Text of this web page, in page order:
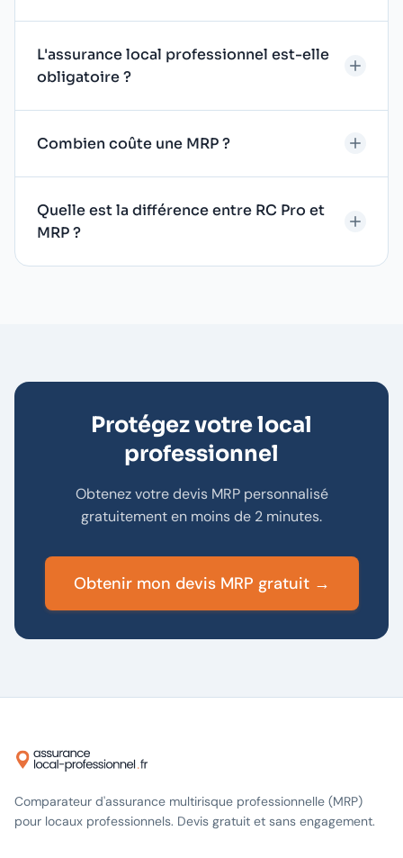
L'assurance local professionnel est-elle
obligatoire ?
Combien coûte une MRP ?
Quelle est la différence entre RC Pro et
MRP ?
Protégez votre local
professionnel
Obtenez votre devis MRP personnalisé
gratuitement en moins de 2 minutes.
Obtenir mon devis MRP gratuit →
Comparateur d'assurance multirisque professionnelle (MRP)
pour locaux professionnels. Devis gratuit et sans engagement.